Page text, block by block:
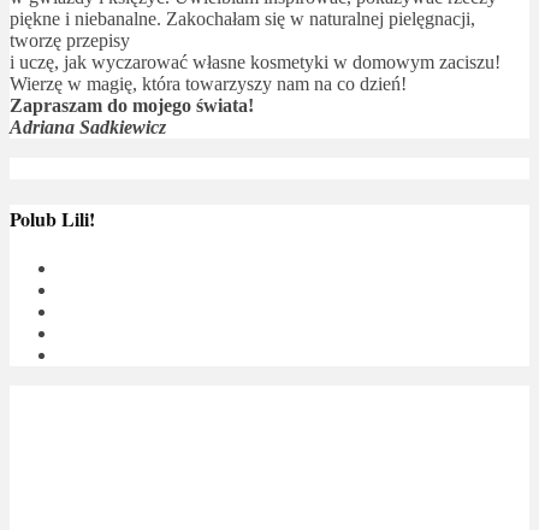
piękne i niebanalne. Zakochałam się w naturalnej pielęgnacji,
tworzę przepisy
i uczę, jak wyczarować własne kosmetyki w domowym zaciszu!
Wierzę w magię, która towarzyszy nam na co dzień!
Zapraszam do mojego świata!
Adriana Sadkiewicz
Polub Lili!